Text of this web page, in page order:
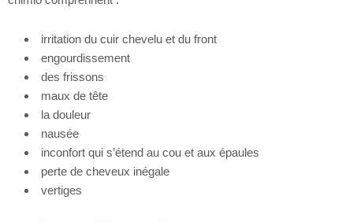
irritation du cuir chevelu et du front
engourdissement
des frissons
maux de tête
la douleur
nausée
inconfort qui s’étend au cou et aux épaules
perte de cheveux inégale
vertiges